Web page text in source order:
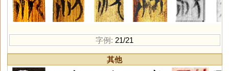
字例: 21/21
其他